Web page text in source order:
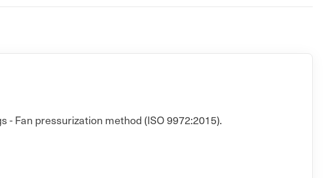
Fan pressurization method (ISO 9972:2015).